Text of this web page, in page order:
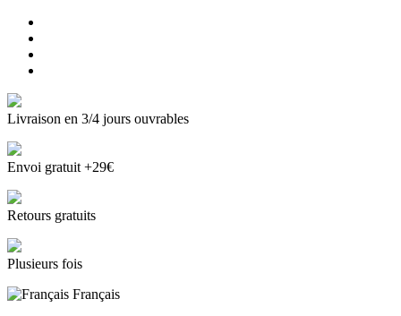
Livraison en 3/4 jours ouvrables
Envoi gratuit +29€
Retours gratuits
Plusieurs fois
Français